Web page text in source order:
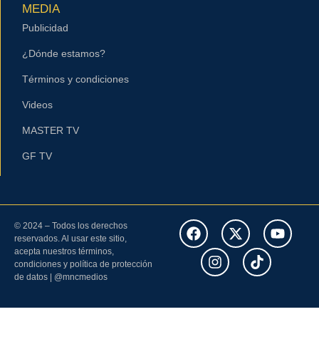
MEDIA
Publicidad
¿Dónde estamos?
Términos y condiciones
Videos
MASTER TV
GF TV
© 2024 – Todos los derechos
reservados. Al usar este sitio,
acepta nuestros términos,
condiciones y política de protección
de datos | @mncmedios